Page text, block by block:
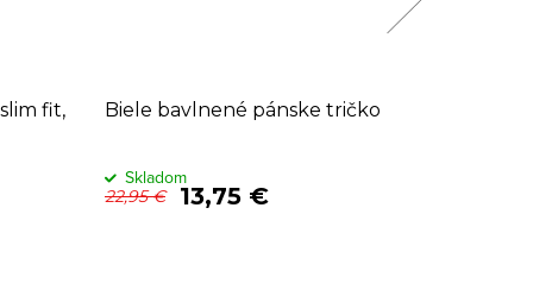
fit,
Biele bavlnené pánske tričko
22,95 € 13,75 €
Skladom